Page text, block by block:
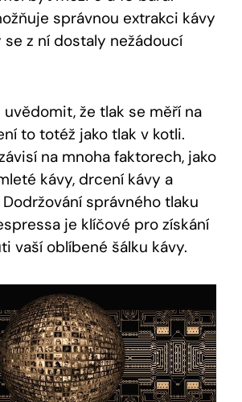
správnou extrakci kávy
se z ní dostaly nežádoucí
že tlak se měří na
to totéž jako tlak v kotli.
na mnoha faktorech, jako
kávy, drcení kávy a
správného tlaku
je klíčové pro získání
vaší oblíbené šálku kávy.